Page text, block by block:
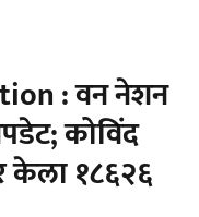
: वन नेशन
कोविंद
केला १८६२६